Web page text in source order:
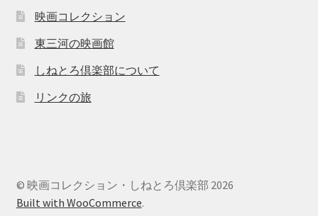
映画コレクション
東三河の映画館
しねとろ倶楽部について
リンクの旅
© 映画コレクション・しねとろ倶楽部 2026
Built with WooCommerce.